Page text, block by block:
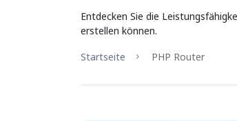
Entdecken Sie die
erstellen können.
Startseite
PHP Router